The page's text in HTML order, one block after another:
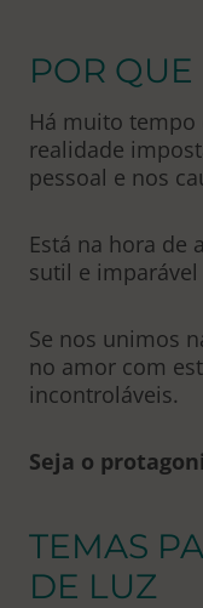
POR QUE
Há muito tempo
realidade
pessoal e nos
Está na hora de
sutil e
Se nos unimos
no amor com
incontroláveis.
Seja o
TEMAS
DE LUZ